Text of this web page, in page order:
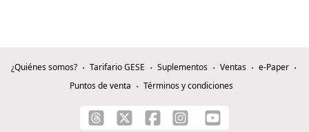
¿Quiénes somos? Tarifario GESE Suplementos Ventas
e-Paper
Puntos de venta
Términos y condiciones